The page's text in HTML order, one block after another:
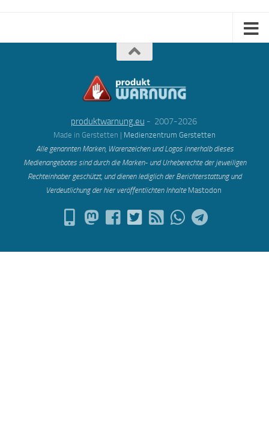
produktwarnung.eu - 2007-2026
Made in Gerstetten | Medienzentrum Gerstetten
Alle genannten Marken, Warenzeichen und Logos innerhalb dieses
Medienangebotes sind durch die Marken- und Urheberechte der jeweiligen
Rechteinhaber geschützt, und dienen lediglich der Berichterstattung und
Verdeutlichung der hier veröffentlichten Inhalte Mastodon